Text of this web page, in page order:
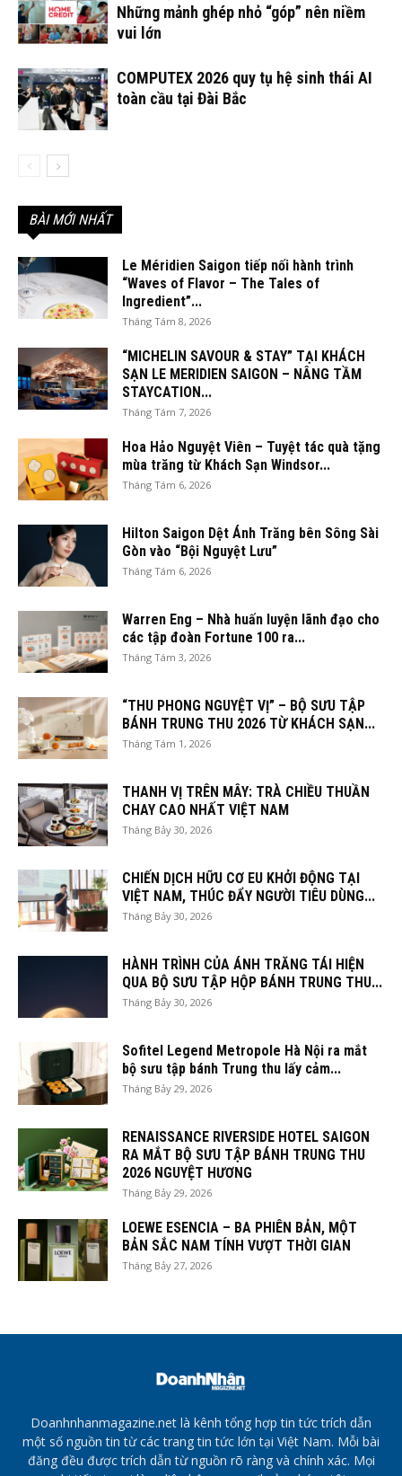
Những mảnh ghép nhỏ “góp” nên niềm
vui lớn
COMPUTEX 2026 quy tụ hệ sinh thái AI
toàn cầu tại Đài Bắc
BÀI MỚI NHẤT
Le Méridien Saigon tiếp nối hành trình
“Waves of Flavor – The Tales of
Ingredient”...
Tháng Tám 8, 2026
“MICHELIN SAVOUR & STAY” TẠI KHÁCH
SẠN LE MERIDIEN SAIGON – NÂNG TẦM
STAYCATION...
Tháng Tám 7, 2026
Hoa Hảo Nguyệt Viên – Tuyệt tác quà tặng
mùa trăng từ Khách Sạn Windsor...
Tháng Tám 6, 2026
Hilton Saigon Dệt Ánh Trăng bên Sông Sài
Gòn vào “Bội Nguyệt Lưu”
Tháng Tám 6, 2026
Warren Eng – Nhà huấn luyện lãnh đạo cho
các tập đoàn Fortune 100 ra...
Tháng Tám 3, 2026
“THU PHONG NGUYỆT VỊ” – BỘ SƯU TẬP
BÁNH TRUNG THU 2026 TỪ KHÁCH SẠN...
Tháng Tám 1, 2026
THANH VỊ TRÊN MÂY: TRÀ CHIỀU THUẦN
CHAY CAO NHẤT VIỆT NAM
Tháng Bảy 30, 2026
CHIẾN DỊCH HỮU CƠ EU KHỞI ĐỘNG TẠI
VIỆT NAM, THÚC ĐẨY NGƯỜI TIÊU DÙNG...
Tháng Bảy 30, 2026
HÀNH TRÌNH CỦA ÁNH TRĂNG TÁI HIỆN
QUA BỘ SƯU TẬP HỘP BÁNH TRUNG THU...
Tháng Bảy 30, 2026
Sofitel Legend Metropole Hà Nội ra mắt
bộ sưu tập bánh Trung thu lấy cảm...
Tháng Bảy 29, 2026
RENAISSANCE RIVERSIDE HOTEL SAIGON
RA MẮT BỘ SƯU TẬP BÁNH TRUNG THU
2026 NGUYỆT HƯƠNG
Tháng Bảy 29, 2026
LOEWE ESENCIA – BA PHIÊN BẢN, MỘT
BẢN SẮC NAM TÍNH VƯỢT THỜI GIAN
Tháng Bảy 27, 2026
Doanhnhanmagazine.net là kênh tổng hợp tin tức trích dẫn
một số nguồn tin từ các trang tin tức lớn tại Việt Nam. Mỗi bài
đăng đều được trích dẫn từ nguồn rõ ràng và chính xác. Mọi